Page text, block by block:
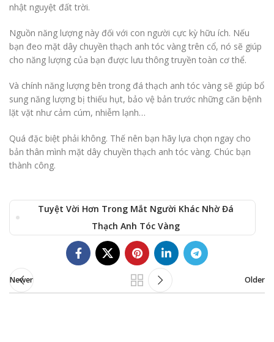
nhật nguyệt đất trời.
Nguồn năng lượng này đối với con người cực kỳ hữu ích. Nếu
bạn đeo mặt dây chuyền thạch anh tóc vàng trên cổ, nó sẽ giúp
cho năng lượng của bạn được lưu thông truyền toàn cơ thể.
Và chính năng lượng bên trong đá thạch anh tóc vàng sẽ giúp bổ
sung năng lượng bị thiếu hụt, bảo vệ bản trước những căn bệnh
lặt vặt như cảm cúm, nhiễm lạnh…
Quá đặc biệt phải không. Thế nên bạn hãy lựa chọn ngay cho
bản thân mình mặt dây chuyền thạch anh tóc vàng. Chúc bạn
thành công.
Tuyệt Vời Hơn Trong Mắt Người Khác Nhờ Đá
Thạch Anh Tóc Vàng
Newer Older